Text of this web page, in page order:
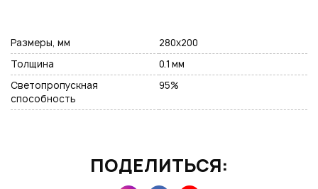
Размеры, мм
280х200
Толщина
0.1 мм
Светопропускная
способность
95%
ПОДЕЛИТЬСЯ:
Нажимая на кнопку "Отправить", вы даете согласие на обработку
персональных данных